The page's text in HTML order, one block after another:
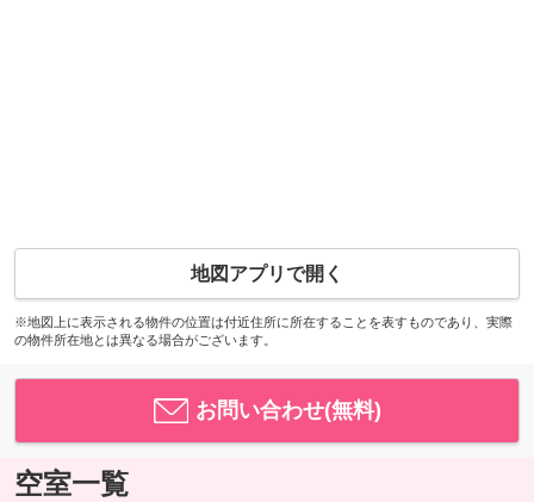
地図アプリで開く
※地図上に表示される物件の位置は付近住所に所在することを表すものであり、実際
の物件所在地とは異なる場合がございます。
お問い合わせ(無料)
空室一覧